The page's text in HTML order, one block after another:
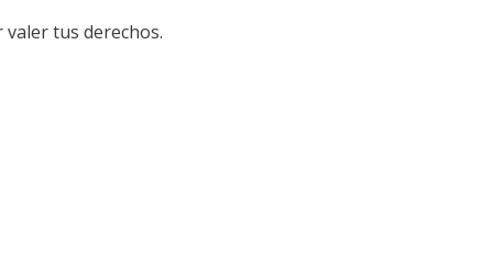
tus derechos.